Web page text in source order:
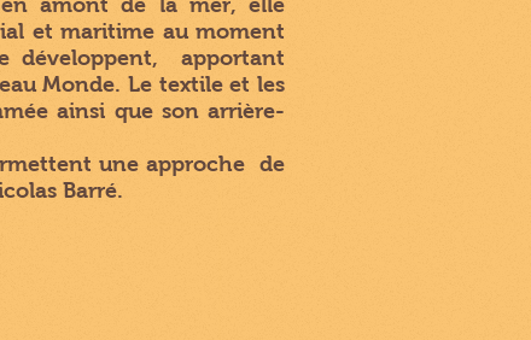
amont de la mer, elle
et maritime au moment
développent, apportant
Monde. Le textile et les
ainsi que son arrière-
une approche de
Barré.